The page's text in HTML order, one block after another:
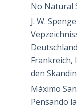
No Natural
J. W.
Frankreich,
den
Máximo
Pensando